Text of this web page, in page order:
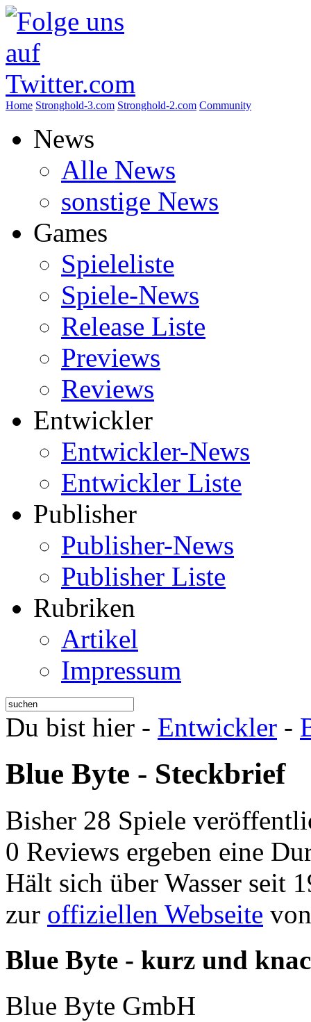
Home Stronghold-3.com Stronghold-2.com Community
News
Alle News
sonstige News
Games
Spieleliste
Spiele-News
Release Liste
Previews
Reviews
Entwickler
Entwickler-News
Entwickler Liste
Publisher
Publisher-News
Publisher Liste
Rubriken
Artikel
Impressum
Du bist hier - Entwickler -
Blue Byte - Steckbrief
Bisher 28 Spiele
0 Reviews ergeben eine
Hält sich über Wasser seit
zur offiziellen Webseite
Blue Byte - kurz und
Blue Byte GmbH